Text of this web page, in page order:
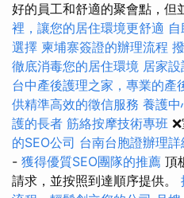
好的員工和舒適的聚會點，但
裡，讓您的居住環境更舒適
選擇 柬埔寨簽證的辦理流程
徹底消毒您的居住環境 居家
台中產後護理之家，專業的產
供精準高效的徵信服務 養護中
護的長者 筋絡按摩技術專班
的SEO公司 台南台胞證辦理
- 獲得優質SEO團隊的推薦 頂
請求，並按照到達順序提供。